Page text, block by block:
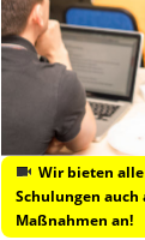
Wir bieten
Schulungen
Maßnahmen an!